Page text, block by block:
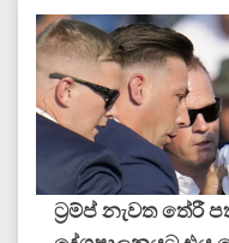
ට්‍රම්ප් නැවත